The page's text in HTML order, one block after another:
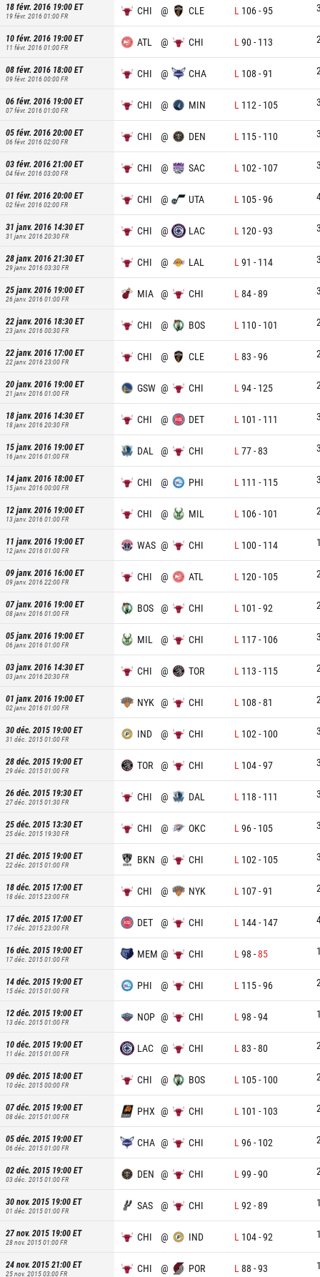
18 févr. 2016 19:00ET
19 févr. 2016 01:00FR CHI @ CLE L 106-95
10 févr. 2016 19:00ET
11 févr. 2016 01:00FR ATL @ CHI L 90- 113
08 févr. 2016 18:00ET
09 févr. 2016 00:00FR CHI @ CHA L 108 -91
06 févr. 2016 19:00ET
07 févr. 2016 01:00FR CHI @ MIN L 112 - 105
05 févr. 2016 20:00ET
06 févr. 2016 02:00FR CHI @ DEN L 115- 110
03 févr. 2016 21:00ET
04 févr. 2016 03:00FR CHI @ SAC L 102 - 107
01 févr. 2016 20:00ET
02 févr. 2016 02:00FR CHI @ UTA L 105-96
31 janv. 2016 14:30ET
31 janv. 2016 20:30FR CHI @ LAC L 120-93
28 janv. 2016 21:30ET
29 janv. 2016 03:30FR CHI @ LAL L 91 - 114
25 janv. 2016 19:00ET
26 janv. 2016 01:00FR MIA @ CHI L 84-89
22 janv. 2016 18:30ET
23 janv. 2016 00:30FR CHI @ BOS L 110- 101
22 janv. 2016 17:00ET
22 janv. 2016 23:00FR CHI @ CLE L 83 -96
20 janv. 2016 19:00ET
21 janv. 2016 01:00FR GSW @ CHI L 94- 125
18 janv. 2016 14:30ET
18 janv. 2016 20:30FR CHI @ DET L 101 - 111
15 janv. 2016 19:00ET
16 janv. 2016 01:00FR DAL @ CHI L 77-83
14 janv. 2016 18:00ET
15 janv. 2016 00:00FR CHI @ PHI L 111 - 115
12 janv. 2016 19:00ET
13 janv. 2016 01:00FR CHI @ MIL L 106- 101
11 janv. 2016 19:00ET
12 janv. 2016 01:00FR WAS @ CHI L 100- 114
09 janv. 2016 16:00ET
09 janv. 2016 22:00FR CHI @ ATL L 120- 105
07 janv. 2016 19:00ET
08 janv. 2016 01:00FR BOS @ CHI L 101 -92
05 janv. 2016 19:00ET
06 janv. 2016 01:00FR MIL @ CHI L 117- 106
03 janv. 2016 14:30ET
03 janv. 2016 20:30FR CHI @ TOR L 113 - 115
01 janv. 2016 19:00ET
02 janv. 2016 01:00FR NYK @ CHI L 108 -81
30 déc. 2015 19:00ET
31 déc. 2015 01:00FR IND @ CHI L 102 - 100
28 déc. 2015 19:00ET
29 déc. 2015 01:00FR TOR @ CHI L 104-97
26 déc. 2015 19:30ET
27 déc. 2015 01:30FR CHI @ DAL L 118 - 111
25 déc. 2015 13:30ET
25 déc. 2015 19:30FR CHI @ OKC L 96- 105
21 déc. 2015 19:00ET
22 déc. 2015 01:00FR BKN @ CHI L 102 - 105
18 déc. 2015 17:00ET
18 déc. 2015 23:00FR CHI @ NYK L 107-91
17 déc. 2015 17:00ET
17 déc. 2015 23:00FR DET @ CHI L 144- 147
16 déc. 2015 19:00ET
17 déc. 2015 01:00FR MEM @ CHI L 98 -85
14 déc. 2015 19:00ET
15 déc. 2015 01:00FR PHI @ CHI L 115-96
12 déc. 2015 19:00ET
13 déc. 2015 01:00FR NOP @ CHI L 98 -94
10 déc. 2015 19:00ET
11 déc. 2015 01:00FR LAC @ CHI L 83 -80
09 déc. 2015 18:00ET
10 déc. 2015 00:00FR CHI @ BOS L 105- 100
07 déc. 2015 19:00ET
08 déc. 2015 01:00FR PHX @ CHI L 101 - 103
05 déc. 2015 19:00ET
06 déc. 2015 01:00FR CHA @ CHI L 96- 102
02 déc. 2015 19:00ET
03 déc. 2015 01:00FR DEN @ CHI L 99 -90
30 nov. 2015 19:00ET
01 déc. 2015 01:00FR SAS @ CHI L 92 -89
27 nov. 2015 19:00ET
28 nov. 2015 01:00FR CHI @ IND L 104-92
24 nov. 2015 21:00ET
25 nov. 2015 03:00FR CHI @ POR L 88 -93